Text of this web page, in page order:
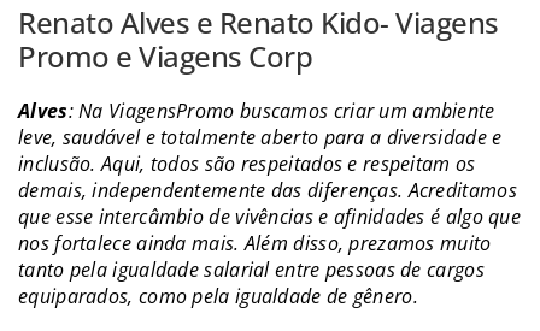
Renato Alves e Renato Kido- Viagens
Promo e Viagens Corp
Alves: Na ViagensPromo buscamos criar um ambiente
leve, saudável e totalmente aberto para a diversidade e
inclusão. Aqui, todos são respeitados e respeitam os
demais, independentemente das diferenças. Acreditamos
que esse intercâmbio de vivências e afinidades é algo que
nos fortalece ainda mais. Além disso, prezamos muito
tanto pela igualdade salarial entre pessoas de cargos
equiparados, como pela igualdade de gênero.